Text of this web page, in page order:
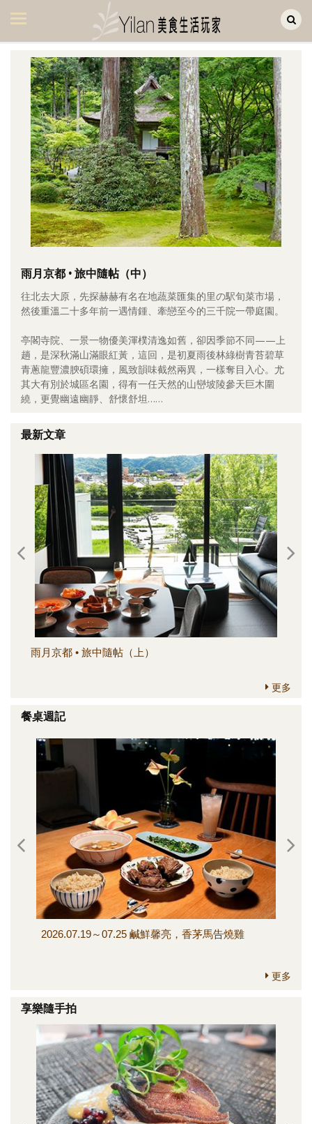
美食集
美飲集
廚房集
旅遊集
旅遊美食集
生活風
書房集
日記簿
餐桌週記
享樂隨手拍
影音區
創意出版服務
關於Yilan
個人著作
活動實況記錄
媒體報導一覽
合作與代言
訂閱電子報
雨月京都 • 旅中隨帖（中）
往北去大原，先探赫赫有名在地蔬菜匯集的里の駅旬菜市場，
然後重溫二十多年前一遇情鍾、牽戀至今的三千院一帶庭園。
亭閣寺院、一景一物優美渾樸清逸如舊，卻因季節不同——上
趟，是深秋滿山滿眼紅黃，這回，是初夏雨後林綠樹青苔碧草
青蔥龍豐濃腴碩環擁，風致韻味截然兩異，一樣奪目入心。尤
其大有別於城區名園，得有一任天然的山巒坡陵參天巨木圍
繞，更覺幽遠幽靜、舒懷舒坦……
最新文章
雨月京都 • 旅中隨帖（上）
更多
餐桌週記
2026.07.19～07.25 鹹鮮馨亮，香茅馬告燒雞
更多
享樂隨手拍